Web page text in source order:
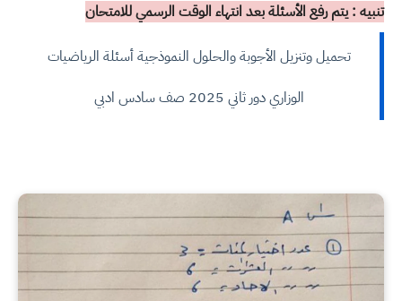
تنبيه : يتم رفع الأسئلة بعد انتهاء الوقت الرسمي للامتحان
تحميل وتنزيل الأجوبة والحلول النموذجية أسئلة الرياضيات
الوزاري دور ثاني 2025 صف سادس ادبي